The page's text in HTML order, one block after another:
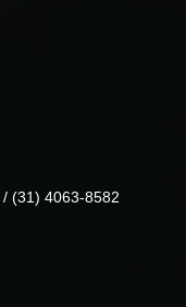
/ (31) 4063-8582